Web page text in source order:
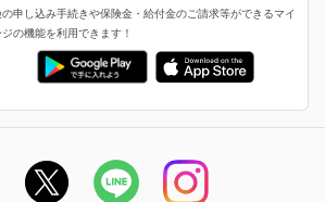
類
請求
るご案内
約者さまへ
CMページ
申し込み手続きや保険金・給付金のご請求等ができるマイ
の機能を利用できます！